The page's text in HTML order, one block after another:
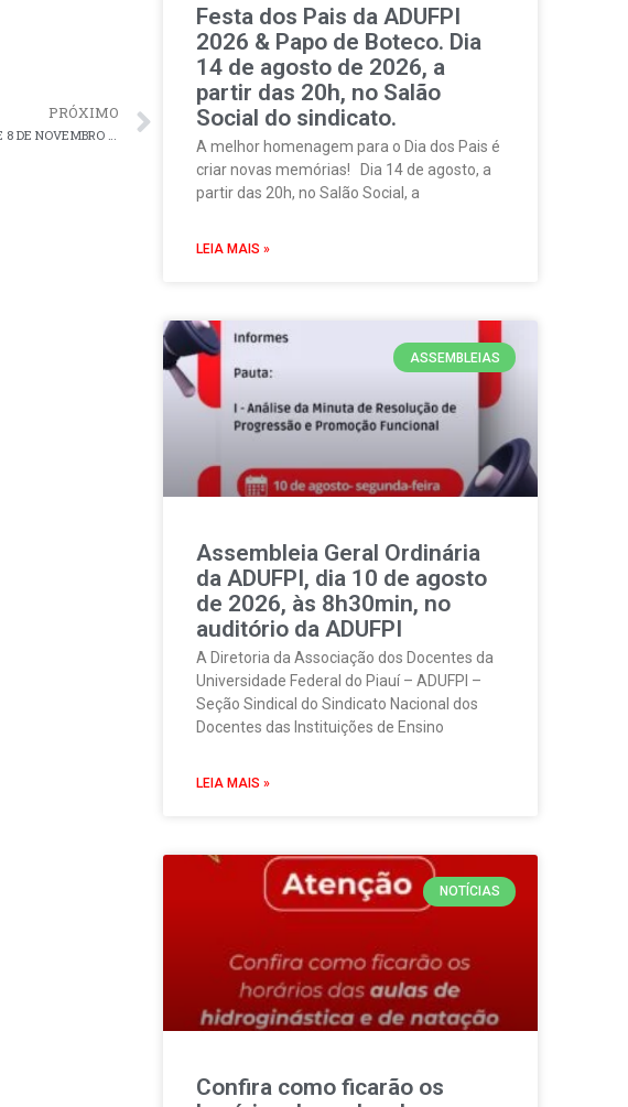
PRÓXIMO
CONFIRA O CALENDÁRIO DE AÇÕES PARA OS DIAS 7 E 8 DE NOVEMBRO DE 2023
Festa dos Pais da ADUFPI
2026 & Papo de Boteco. Dia
14 de agosto de 2026, a
partir das 20h, no Salão
Social do sindicato.
A melhor homenagem para o Dia dos Pais é
criar novas memórias! Dia 14 de agosto, a
partir das 20h, no Salão Social, a
LEIA MAIS »
ASSEMBLEIAS
Assembleia Geral Ordinária
da ADUFPI, dia 10 de agosto
de 2026, às 8h30min, no
auditório da ADUFPI
A Diretoria da Associação dos Docentes da
Universidade Federal do Piauí – ADUFPI –
Seção Sindical do Sindicato Nacional dos
Docentes das Instituições de Ensino
LEIA MAIS »
NOTÍCIAS
Confira como ficarão os